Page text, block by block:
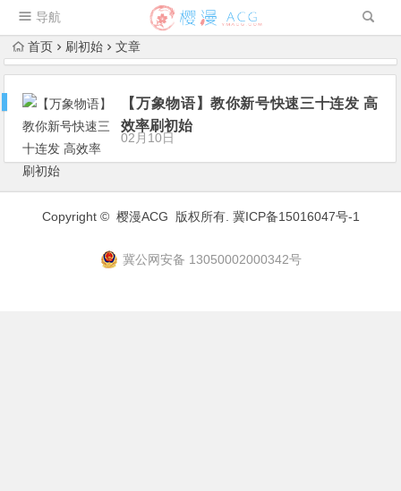
导航
首页 刷初始 文章
【万象物语】教你新号快速三十连发 高
效率刷初始
02月10日
Copyright © 樱漫ACG 版权所有. 冀ICP备15016047号-1
冀公网安备 13050002000342号